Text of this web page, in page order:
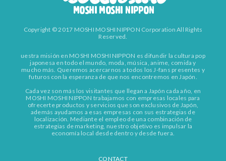
Copyright © 2017 MOSHI MOSHI NIPPON Corporation All Rights
Reserved.
uestra misión en MOSHI MOSHI NIPPON es difundir la cultura pop
japonesa en todo el mundo, moda, música, anime, comida y
mucho más. Queremos acercarnos a todos los J-fans presentes y
futuros con la esperanza de que nos encontremos en Japón.
Cada vez son más los visitantes que llegan a Japón cada año, en
MOSHI MOSHI NIPPON trabajamos con empresas locales para
ofrecerte productos y servicios que son exclusivos de Japón,
además ayudamos a esas empresas con sus estrategias de
localización. Mediante el empleo de una combinación de
estrategias de marketing, nuestro objetivo es impulsar la
economía local desde dentro y desde fuera.
CONTACT